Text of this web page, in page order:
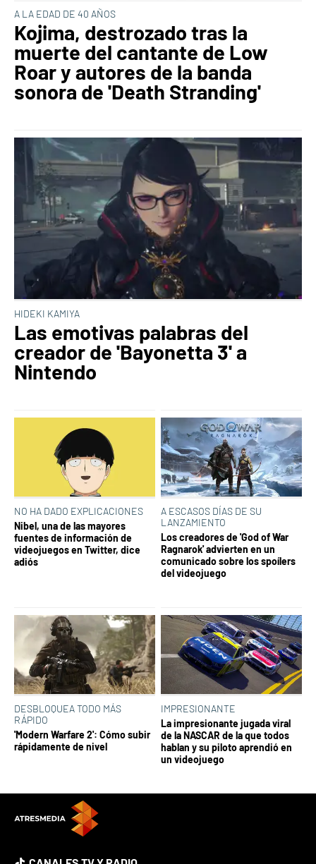
A LA EDAD DE 40 AÑOS
Kojima, destrozado tras la
muerte del cantante de Low
Roar y autores de la banda
sonora de 'Death Stranding'
HIDEKI KAMIYA
Las emotivas palabras del
creador de 'Bayonetta 3' a
Nintendo
NO HA DADO EXPLICACIONES
Nibel, una de las mayores
fuentes de información de
videojuegos en Twitter, dice
adiós
A ESCASOS DÍAS DE SU
LANZAMIENTO
Los creadores de 'God of War
Ragnarok' advierten en un
comunicado sobre los spoílers
del videojuego
DESBLOQUEA TODO MÁS
RÁPIDO
'Modern Warfare 2': Cómo subir
rápidamente de nivel
IMPRESIONANTE
La impresionante jugada viral
de la NASCAR de la que todos
hablan y su piloto aprendió en
un videojuego